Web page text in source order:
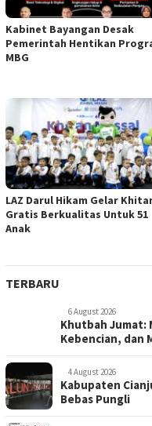
Kabinet Bayangan Desak
Pemerintah Hentikan
MBG
LAZ Darul Hikam Gelar
Gratis Berkualitas Untuk 51
Anak
TERBARU
6 August 2026
Khutbah Jumat:
Kebencian, dan
4 August 2026
Kabupaten
Bebas Pungli